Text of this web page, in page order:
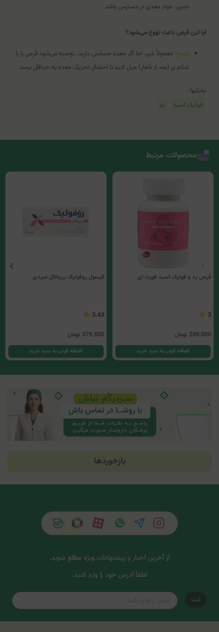
جنین، مواد مغذی در دسترس باشد.
آیا این قرص باعث تهوع می‌شود؟
پاسخ: معمولاً خیر. اما اگر معده حساسی دارید، توصیه می‌شود قرص را با
شکم پر (بعد از ناهار) میل کنید تا احتمال تحریک معده به حداقل برسد.
بخشها :
فولیک اسید
ید
محصولات مرتبط
قرص ید و فولیک اسید فورت ای
3
209,000 تومان
اضافه کردن به سبد خرید
کپسول روفولیک پریناتال عبیدی
3.43
379,500 تومان
اضافه کردن به سبد خرید
بازخوردها
از آخرین اخبار و پیشنهادات ویژه مطلع شوید.
لطفاً آدرس خود را وارد کنید.
ثبت